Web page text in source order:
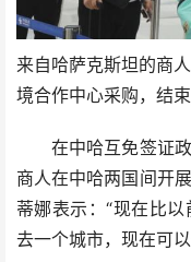
来自哈萨克斯坦的商
境合作中心采购，结
在中哈互免签证政
商人在中哈两国间开
蒂娜表示：“现在比
去一个城市，现在可